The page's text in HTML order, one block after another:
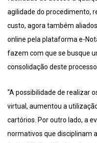
agilidade do procedimento,
custo, agora também
online pela plataforma e-
fazem com que se busque
consolidação deste
“A possibilidade de realizar
virtual, aumentou a
cartórios. Por outro lado, a
normativos que disciplinam